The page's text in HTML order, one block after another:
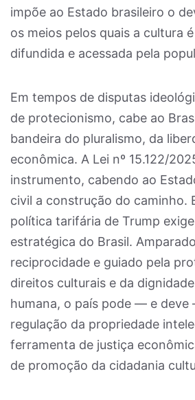
impõe ao Estado brasileiro o
os meios pelos quais a cultura
difundida e acessada pela
Em tempos de disputas
de protecionismo, cabe ao
bandeira do pluralismo, da
econômica. A Lei nº 15.122/
instrumento, cabendo ao
civil a construção do caminho.
política tarifária de Trump
estratégica do Brasil.
reciprocidade e guiado pela
direitos culturais e da
humana, o país pode — e
regulação da propriedade
ferramenta de justiça
de promoção da cidadania